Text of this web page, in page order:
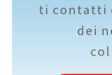
ti contatti
dei